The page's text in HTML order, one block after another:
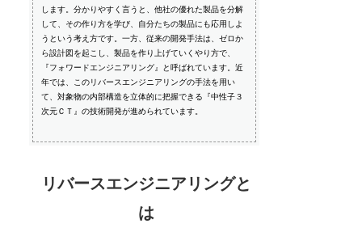
します。分かりやすく言うと、他社の優れた製品を分解
して、その作り方を学び、自分たちの製品にも応用しよ
うという考え方です。一方、従来の開発手法は、ゼロか
ら設計図を起こし、製品を作り上げていくやり方で、
『フォワードエンジニアリング』と呼ばれています。近
年では、このリバースエンジニアリングの手法を用い
て、対象物の内部構造を立体的に把握できる『中性子３
次元ＣＴ』の技術開発が進められています。
リバースエンジニアリングと
は